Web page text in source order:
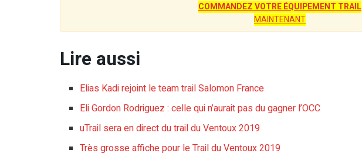
COMMANDEZ VOTRE ÉQUIPEMENT TRAIL
MAINTENANT
Lire aussi
Elias Kadi rejoint le team trail Salomon France
Eli Gordon Rodriguez : celle qui n’aurait pas du gagner l’OCC
uTrail sera en direct du trail du Ventoux 2019
Très grosse affiche pour le Trail du Ventoux 2019